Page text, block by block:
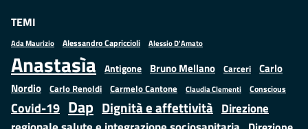
TEMI
Ada Maurizio Alessandro Capriccioli Alessio D'Amato
Anastasìa Antigone Bruno Mellano Carceri
Carlo
Nordio Carlo Renoldi Carmelo Cantone Claudia Clementi Conscious
Covid-19 Dap Dignità e affettività Direzione